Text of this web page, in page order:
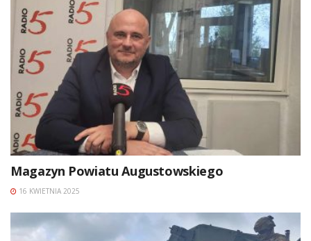
Magazyn Powiatu Augustowskiego
16 KWIETNIA 2025